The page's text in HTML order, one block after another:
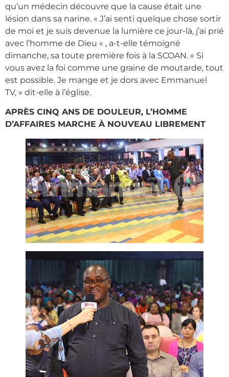
qu’un médecin découvre que la cause était une
lésion dans sa narine. « J’ai senti quelque chose sortir
de moi et je suis devenue la lumière ce jour-là, j’ai prié
avec l’homme de Dieu « , a-t-elle témoigné
dimanche, sa toute première fois à la SCOAN. « Si
vous avez la foi comme une graine de moutarde, tout
est possible. Je mange et je dors avec Emmanuel
TV, » dit-elle à l’église.
APRÈS CINQ ANS DE DOULEUR, L’HOMME
D’AFFAIRES MARCHE À NOUVEAU LIBREMENT